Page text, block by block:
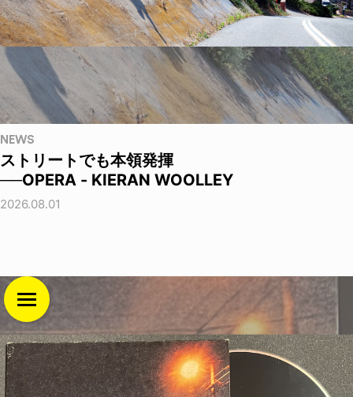
NEWS
ストリートでも本領発揮
──OPERA - KIERAN WOOLLEY
2026.08.01